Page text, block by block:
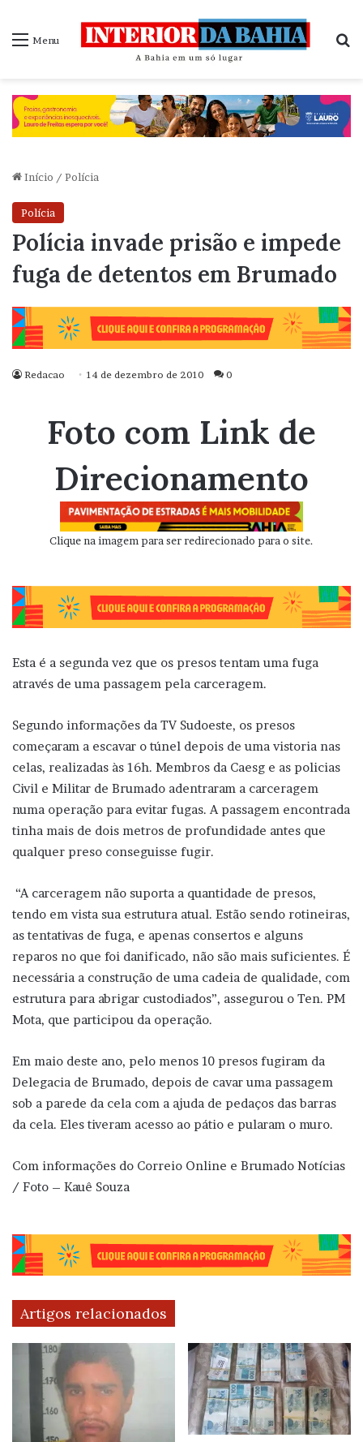
Menu
Início / Polícia
Polícia
Polícia invade prisão e impede
fuga de detentos em Brumado
Redacao 14 de dezembro de 2010 0
Foto com Link de
Direcionamento
Clique na imagem para ser redirecionado para o site.
Esta é a segunda vez que os presos tentam uma fuga
através de uma passagem pela carceragem.
Segundo informações da TV Sudoeste, os presos
começaram a escavar o túnel depois de uma vistoria nas
celas, realizadas às 16h. Membros da Caesg e as policias
Civil e Militar de Brumado adentraram a carceragem
numa operação para evitar fugas. A passagem encontrada
tinha mais de dois metros de profundidade antes que
qualquer preso conseguisse fugir.
“A carceragem não suporta a quantidade de presos,
tendo em vista sua estrutura atual. Estão sendo rotineiras,
as tentativas de fuga, e apenas consertos e alguns
reparos no que foi danificado, não são mais suficientes. É
necessária a construção de uma cadeia de qualidade, com
estrutura para abrigar custodiados”, assegurou o Ten. PM
Mota, que participou da operação.
Em maio deste ano, pelo menos 10 presos fugiram da
Delegacia de Brumado, depois de cavar uma passagem
sob a parede da cela com a ajuda de pedaços das barras
da cela. Eles tiveram acesso ao pátio e pularam o muro.
Com informações do Correio Online e Brumado Notícias
/ Foto – Kauê Souza
Artigos relacionados